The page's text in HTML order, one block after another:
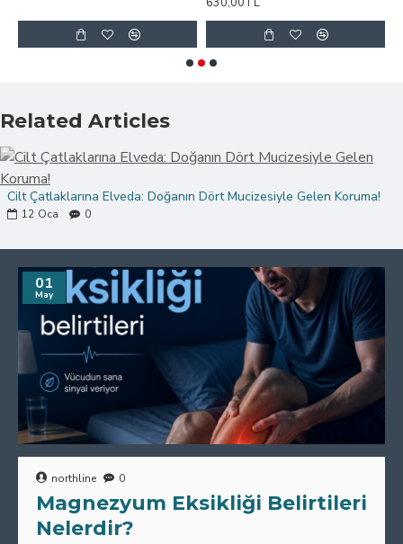
Related Articles
Cilt Çatlaklarına Elveda: Doğanın Dört Mucizesiyle Gelen Koruma!
12 Oca 0
01
May
northline 0
Magnezyum Eksikliği Belirtileri
Nelerdir?